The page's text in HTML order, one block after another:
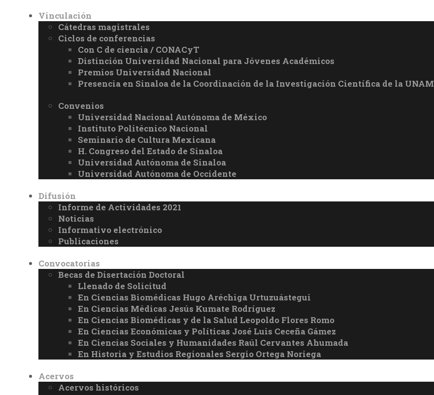
Vinculación
Cátedras magistrales
Ciclos de conferencias
Con C de ciencia / CONACyT
Distinción Universidad Nacional para Jóvenes Académicos
Premios Universidad Nacional
Presencia en Sinaloa de la Coordinación de la Investigación Científica de la UNAM
Convenios
Universidad Nacional Autónoma de México
Instituto Politécnico Nacional
Seminario de Cultura Mexicana
H. Congreso del Estado de Sinaloa
Universidad Autónoma de Sinaloa
Universidad Autónoma de Occidente
Difusión
Informe de Actividades 2021
Noticias
Informativo electrónico
Publicaciones
Convocatorias
Becas de Disertación Doctoral
Llenado de Solicitud
En Ciencias Biomédicas Hugo Aréchiga Urtuzuástegui
En Ciencias Médicas Jesús Kumate Rodríguez
En Ciencias Biomédicas y de la Salud Leopoldo Flores Romo
En Ciencias Económicas y Políticas José Luis Ceceña Gámez
En Ciencias Sociales y Humanidades Raúl Cervantes Ahumada
En Historia y Estudios Regionales Sergio Ortega Noriega
Acervos
Acervos históricos